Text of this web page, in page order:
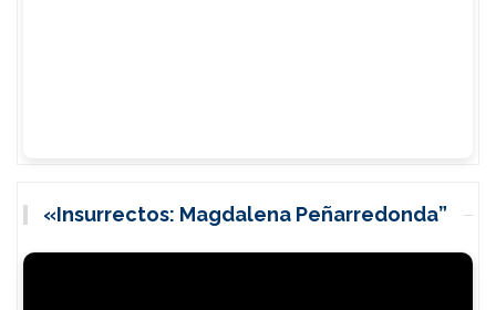
«Insurrectos: Magdalena Peñarredonda”